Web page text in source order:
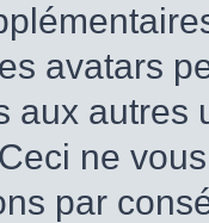
avatars
aux
ne
par